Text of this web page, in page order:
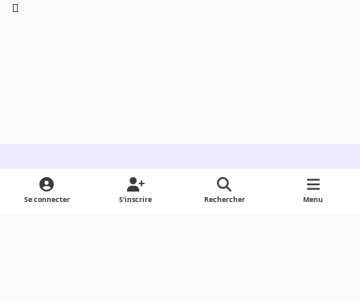
Light ModeDark ModeSystem Preference
Se connecter S’inscrire Rechercher Menu